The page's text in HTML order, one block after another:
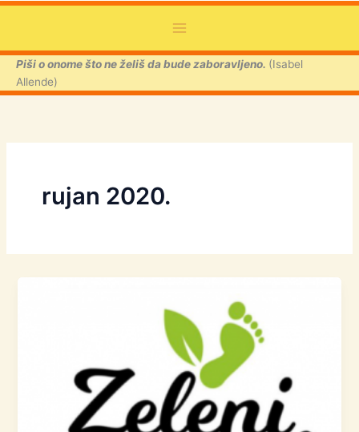
Piši o onome što ne želiš da bude zaboravljeno. (Isabel
Allende)
rujan 2020.